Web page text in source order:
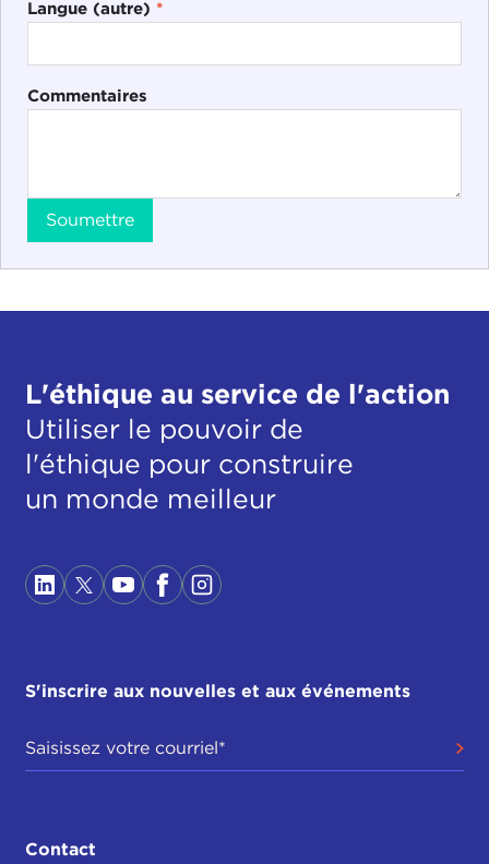
Langue (autre) *
Commentaires
Soumettre
L'éthique au service de l'action
Utiliser le pouvoir de
l'éthique pour construire
un monde meilleur
S'inscrire aux nouvelles et aux événements
Contact